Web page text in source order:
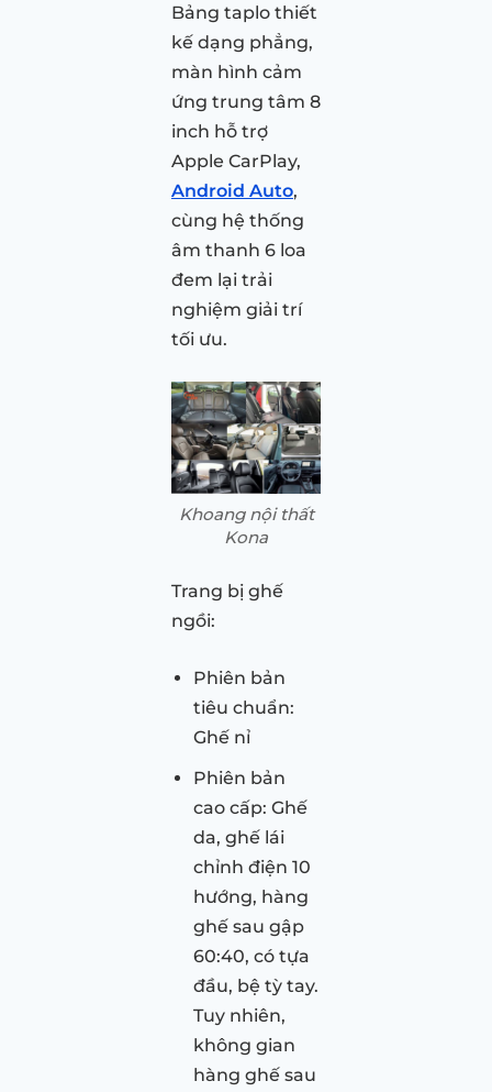
Bảng taplo thiết
kế dạng phẳng,
màn hình cảm
ứng trung tâm 8
inch hỗ trợ
Apple CarPlay,
Android Auto,
cùng hệ thống
âm thanh 6 loa
đem lại trải
nghiệm giải trí
tối ưu.
Khoang nội thất
Kona
Trang bị ghế
ngồi:
Phiên bản
tiêu chuẩn:
Ghế nỉ
Phiên bản
cao cấp: Ghế
da, ghế lái
chỉnh điện 10
hướng, hàng
ghế sau gập
60:40, có tựa
đầu, bệ tỳ tay.
Tuy nhiên,
không gian
hàng ghế sau